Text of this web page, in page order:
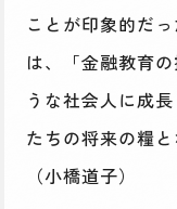
ことが印象的だ
は、「金融教育
うな社会人に成
たちの将来の糧
（小橋道子）